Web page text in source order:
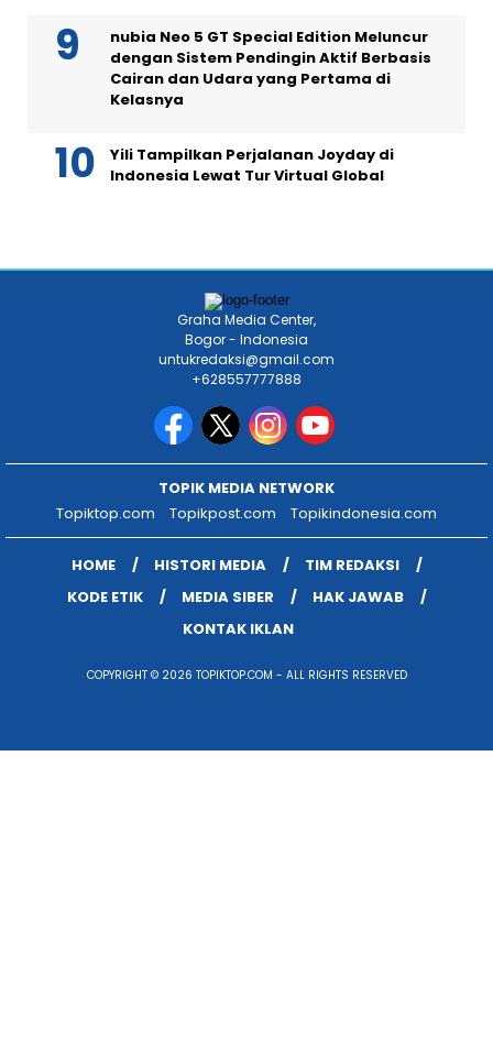
nubia Neo 5 GT Special Edition Meluncur
dengan Sistem Pendingin Aktif Berbasis
Cairan dan Udara yang Pertama di
Kelasnya
Yili Tampilkan Perjalanan Joyday di
Indonesia Lewat Tur Virtual Global
Graha Media Center,
Bogor - Indonesia
untukredaksi@gmail.com
+628557777888
TOPIK MEDIA NETWORK
Topiktop.com
Topikpost.com Topikindonesia.com
HOME HISTORI MEDIA
TIM REDAKSI
KODE ETIK
MEDIA SIBER
HAK JAWAB
KONTAK IKLAN
COPYRIGHT © 2026 TOPIKTOP.COM - ALL RIGHTS RESERVED